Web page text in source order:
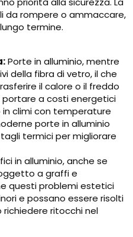
da rompere o ammaccare,
termine.
Porte in alluminio, mentre
della fibra di vetro, il che
il calore o il freddo
a costi energetici
climi con temperature
porte in alluminio
termici per migliorare
in alluminio, anche se
a graffi e
questi problemi estetici
e possano essere risolti
ritocchi nel